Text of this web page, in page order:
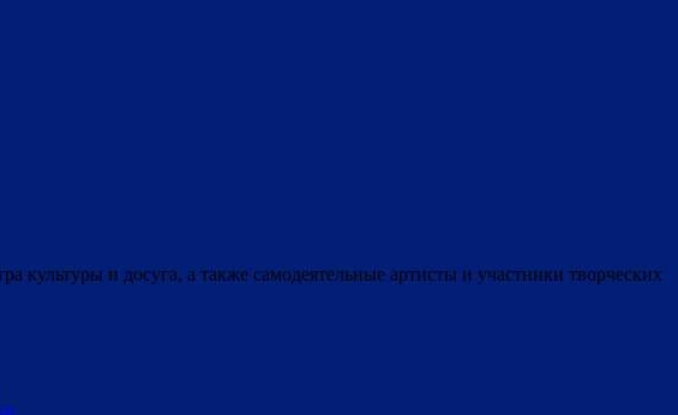
культуры и досуга, а также самодеятельные артисты и участники творческих